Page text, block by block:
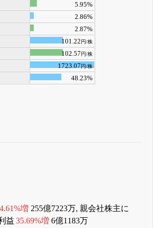
5.95%
2.86%
2.87%
101.22円/株
102.57円/株
1723.07円/株
48.23%
4.61%増 255億7223万, 親会社株主に
益 35.69%増 6億1183万